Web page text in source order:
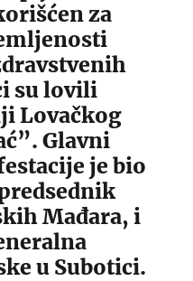
za
su lovili
Lovačkog
Glavni
je bio
Mađara, i
u Subotici.